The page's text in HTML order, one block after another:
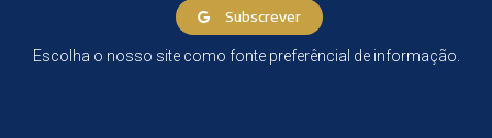
Subscrever
Escolha o nosso site como fonte preferêncial de informação.